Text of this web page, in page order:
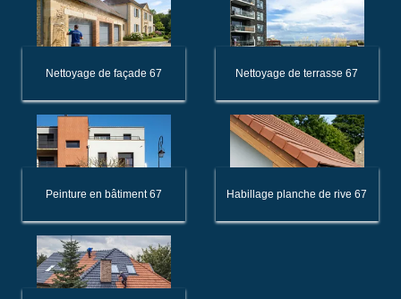
Nettoyage de façade 67 Nettoyage de terrasse 67
Peinture en bâtiment 67 Habillage planche de rive 67